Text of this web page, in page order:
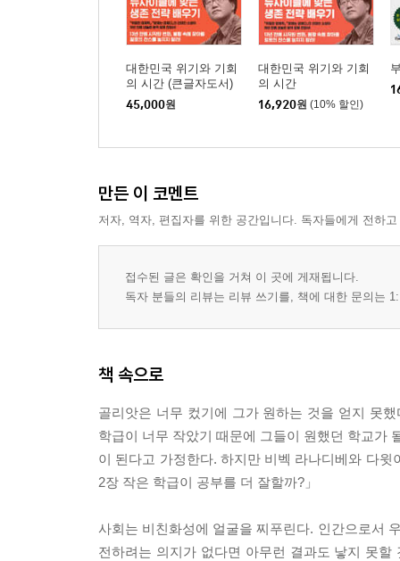
대한민국 위기와 기회
의 시간 (큰글자도서)
45,000원
대한민국 위기와 기회
의 시간
16,920원 (10% 할인)
만든 이 코멘트
저자, 역자, 편집자를 위한 공간입니다. 독자들에게 전하
접수된 글은 확인을 거쳐 이 곳에 게재됩니다.
독자 분들의 리뷰는 리뷰 쓰기를, 책에 대한 문의는
책 속으로
골리앗은 너무 컸기에 그가 원하는 것을 얻지 못
학급이 너무 작았기 때문에 그들이 원했던 학교가
이 된다고 가정한다. 하지만 비벡 라나디베와 다
2장 작은 학급이 공부를 더 잘할까?」
사회는 비친화성에 얼굴을 찌푸린다. 인간으로서
전하려는 의지가 없다면 아무런 결과도 낳지 못